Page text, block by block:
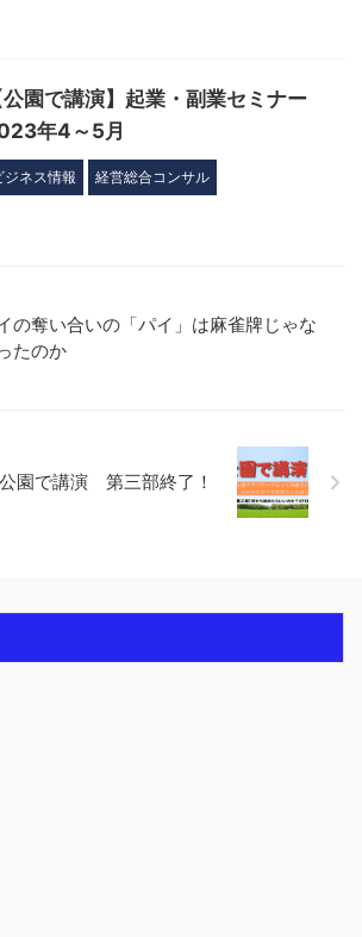
公園で講演】起業・副業セミナー
年4～5月
ジネス情報 経営総合コンサル
の奪い合いの「パイ」は麻雀牌じゃな
たのか
公園で講演 第三部終了！